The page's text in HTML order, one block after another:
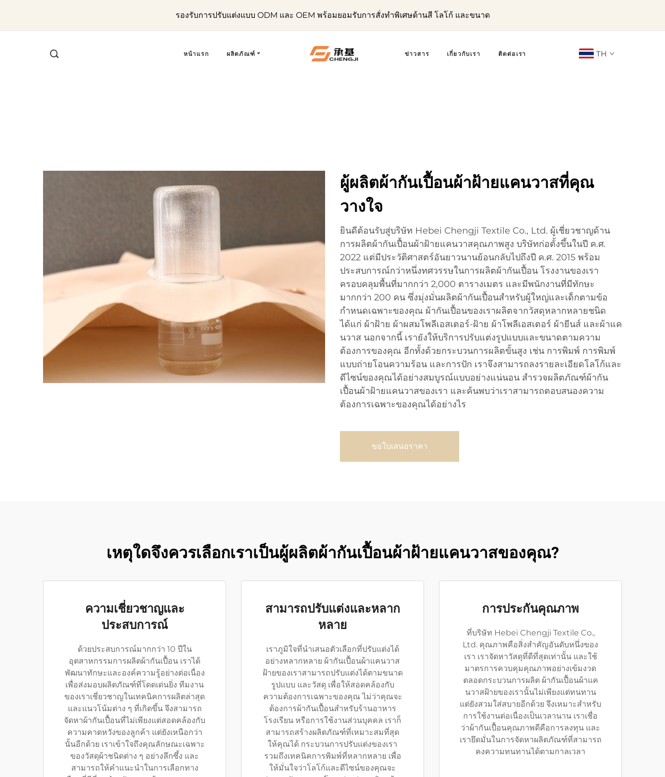
รองรับการปรับแต่งแบบ ODM และ OEM พร้อมยอมรับการสั่งทำพิเศษด้านสี โลโก้ และขนาด
หน้าแรก ผลิตภัณฑ์ ข่าวสาร เกี่ยวกับเรา ติดต่อเรา TH
ผู้ผลิตผ้ากันเปื้อนผ้าฝ้ายแคนวาสที่คุณ
วางใจ
ยินดีต้อนรับสู่บริษัท Hebei Chengji Textile Co., Ltd. ผู้เชี่ยวชาญด้าน
การผลิตผ้ากันเปื้อนผ้าฝ้ายแคนวาสคุณภาพสูง บริษัทก่อตั้งขึ้นในปี ค.ศ.
2022 แต่มีประวัติศาสตร์อันยาวนานย้อนกลับไปถึงปี ค.ศ. 2015 พร้อม
ประสบการณ์กว่าหนึ่งทศวรรษในการผลิตผ้ากันเปื้อน โรงงานของเรา
ครอบคลุมพื้นที่มากกว่า 2,000 ตารางเมตร และมีพนักงานที่มีทักษะ
มากกว่า 200 คน ซึ่งมุ่งมั่นผลิตผ้ากันเปื้อนสำหรับผู้ใหญ่และเด็กตามข้อ
กำหนดเฉพาะของคุณ ผ้ากันเปื้อนของเราผลิตจากวัสดุหลากหลายชนิด
ได้แก่ ผ้าฝ้าย ผ้าผสมโพลีเอสเตอร์-ฝ้าย ผ้าโพลีเอสเตอร์ ผ้ายีนส์ และผ้าแค
นวาส นอกจากนี้ เรายังให้บริการปรับแต่งรูปแบบและขนาดตามความ
ต้องการของคุณ อีกทั้งด้วยกระบวนการผลิตขั้นสูง เช่น การพิมพ์ การพิมพ์
แบบถ่ายโอนความร้อน และการปัก เราจึงสามารถลงรายละเอียดโลโก้และ
ดีไซน์ของคุณได้อย่างสมบูรณ์แบบอย่างแน่นอน สำรวจผลิตภัณฑ์ผ้ากัน
เปื้อนผ้าฝ้ายแคนวาสของเรา และค้นพบว่าเราสามารถตอบสนองความ
ต้องการเฉพาะของคุณได้อย่างไร
ขอใบเสนอราคา
เหตุใดจึงควรเลือกเราเป็นผู้ผลิตผ้ากันเปื้อนผ้าฝ้ายแคนวาสของคุณ?
ความเชี่ยวชาญและ
ประสบการณ์
ด้วยประสบการณ์มากกว่า 10 ปีใน
อุตสาหกรรมการผลิตผ้ากันเปื้อน เราได้
พัฒนาทักษะและองค์ความรู้อย่างต่อเนื่อง
เพื่อส่งมอบผลิตภัณฑ์ที่โดดเด่นยิ่ง ทีมงาน
ของเราเชี่ยวชาญในเทคนิคการผลิตล่าสุด
และแนวโน้มต่าง ๆ ที่เกิดขึ้น จึงสามารถ
จัดหาผ้ากันเปื้อนที่ไม่เพียงแต่สอดคล้องกับ
ความคาดหวังของลูกค้า แต่ยังเหนือกว่า
นั้นอีกด้วย เราเข้าใจถึงคุณลักษณะเฉพาะ
ของวัสดุผ้าชนิดต่าง ๆ อย่างลึกซึ้ง และ
สามารถให้คำแนะนำในการเลือกทาง
สามารถปรับแต่งและหลาก
หลาย
เราภูมิใจที่นำเสนอตัวเลือกที่ปรับแต่งได้
อย่างหลากหลาย ผ้ากันเปื้อนผ้าแคนวาส
ฝ้ายของเราสามารถปรับแต่งได้ตามขนาด
รูปแบบ และวัสดุ เพื่อให้สอดคล้องกับ
ความต้องการเฉพาะของคุณ ไม่ว่าคุณจะ
ต้องการผ้ากันเปื้อนสำหรับร้านอาหาร
โรงเรียน หรือการใช้งานส่วนบุคคล เราก็
สามารถสร้างผลิตภัณฑ์ที่เหมาะสมที่สุด
ให้คุณได้ กระบวนการปรับแต่งของเรา
รวมถึงเทคนิคการพิมพ์ที่หลากหลาย เพื่อ
ให้มั่นใจว่าโลโก้และดีไซน์ของคุณจะ
การประกันคุณภาพ
ที่บริษัท Hebei Chengji Textile Co.,
Ltd. คุณภาพคือสิ่งสำคัญอันดับหนึ่งของ
เรา เราจัดหาวัสดุที่ดีที่สุดเท่านั้น และใช้
มาตรการควบคุมคุณภาพอย่างเข้มงวด
ตลอดกระบวนการผลิต ผ้ากันเปื้อนผ้าแค
นวาสฝ้ายของเรานั้นไม่เพียงแต่ทนทาน
แต่ยังสวมใส่สบายอีกด้วย จึงเหมาะสำหรับ
การใช้งานต่อเนื่องเป็นเวลานาน เราเชื่อ
ว่าผ้ากันเปื้อนคุณภาพดีคือการลงทุน และ
เรายึดมั่นในการจัดหาผลิตภัณฑ์ที่สามารถ
คงความทนทานได้ตามกาลเวลา